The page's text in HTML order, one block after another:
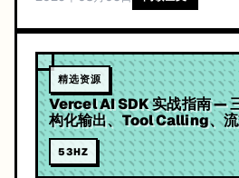
精选资源
Vercel AI SDK 实战指南 —
构化输出、Tool Calling、
53HZ